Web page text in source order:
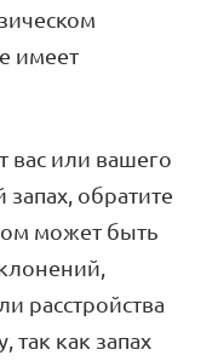
имеет
вас или вашего
обратите
может быть
расстройства
так как запах